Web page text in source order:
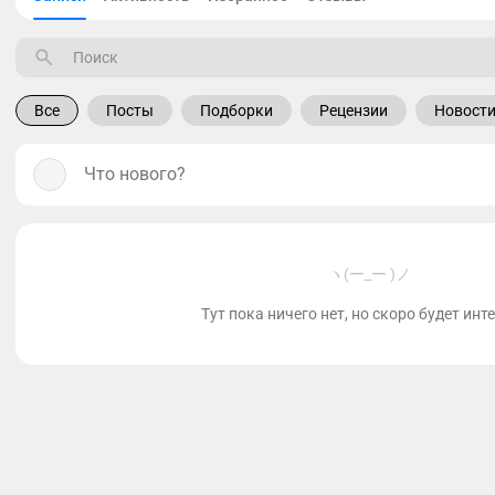
Все Посты Подборки Рецензии Новости
Что нового?
ヽ(ー_ー )ノ
Тут пока ничего нет, но скоро будет